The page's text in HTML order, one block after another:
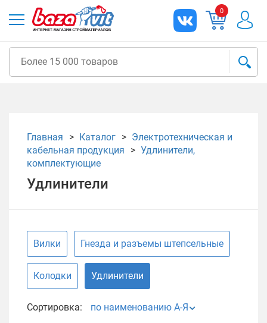
0
Главная Каталог
Электротехническая и
кабельная продукция
Удлинители,
комплектующие
Удлинители
Вилки Гнезда и разъемы штепсельные
Колодки Удлинители
Сортировка: по наименованию А-Я